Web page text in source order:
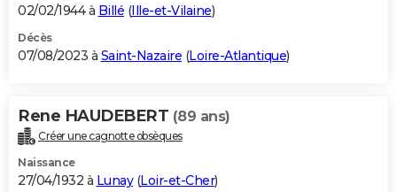
02/02/1944 à Billé (Ille-et-Vilaine)
Décès
07/08/2023 à Saint-Nazaire (Loire-Atlantique)
Rene HAUDEBERT (89 ans)
Créer une cagnotte obsèques
Naissance
27/04/1932 à Lunay(Loir-et-Cher)